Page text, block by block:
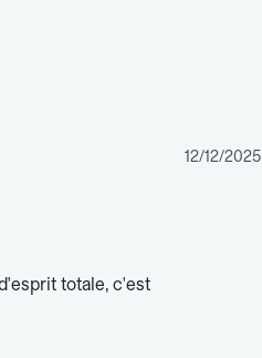
12/12/2025
totale, c'est